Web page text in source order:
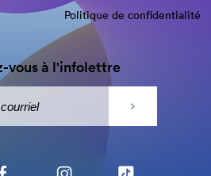
Politique de confidentialité
vous à l'infolettre